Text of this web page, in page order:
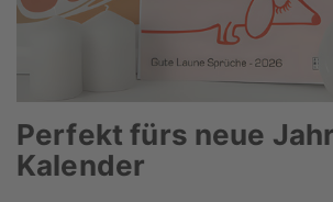
Perfekt fürs neue
Kalender